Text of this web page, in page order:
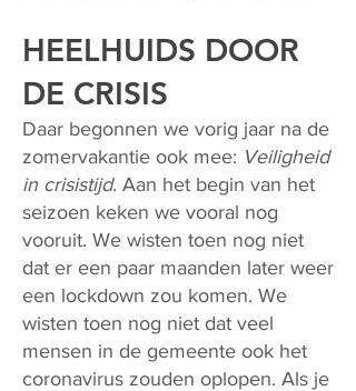
HEELHUIDS DOOR
DE CRISIS
Daar begonnen we vorig jaar na de
zomervakantie ook mee: Veiligheid
in crisistijd. Aan het begin van het
seizoen keken we vooral nog
vooruit. We wisten toen nog niet
dat er een paar maanden later weer
een lockdown zou komen. We
wisten toen nog niet dat veel
mensen in de gemeente ook het
coronavirus zouden oplopen. Als je